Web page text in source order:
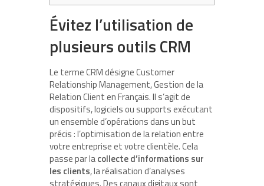
Évitez l’utilisation de
plusieurs outils CRM
Le terme CRM désigne Customer
Relationship Management, Gestion de la
Relation Client en Français. Il s’agit de
dispositifs, logiciels ou supports exécutant
un ensemble d’opérations dans un but
précis : l’optimisation de la relation entre
votre entreprise et votre clientèle. Cela
passe par lacollecte d’informations sur
les clients, la réalisation d’analyses